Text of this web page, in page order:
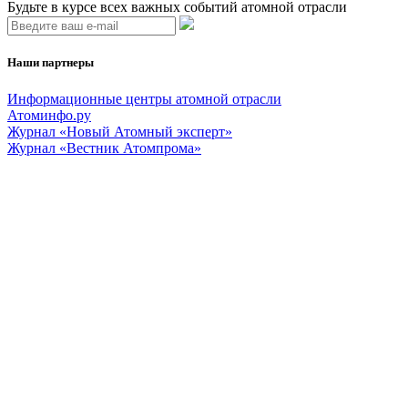
Будьте в курсе всех важных событий атомной отрасли
Наши партнеры
Информационные центры атомной отрасли
Атоминфо.ру
Журнал «Новый Атомный эксперт»
Журнал «Вестник Атомпрома»